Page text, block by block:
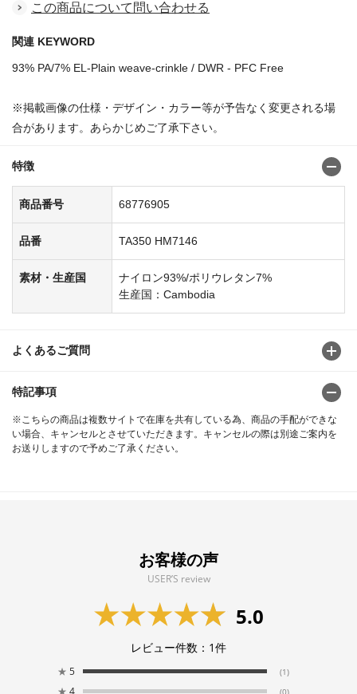
この商品について問い合わせる
関連 KEYWORD
93% PA/7% EL-Plain weave-crinkle / DWR - PFC Free
※掲載画像の仕様・デザイン・カラー等が予告なく変更される場
合があります。あらかじめご了承下さい。
特徴
商品番号 68776905
品番 TA350 HM7146
素材・生産国
ナイロン93%/ポリウレタン7%
生産国：Cambodia
よくあるご質問
特記事項
※こちらの商品は複数サイトで在庫を共有している為、商品の手配ができな
い場合、キャンセルとさせていただきます。キャンセルの際は別途ご案内を
お送りしますので予めご了承ください。
お客様の声
USER’S review
5.0
レビュー件数： 1件
★ 5 (1)
★ 4 (0)